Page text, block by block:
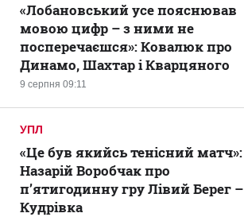
9 серпня 09:11
«Лобановський усе пояснював
мовою цифр – з ними не
посперечаєшся»: Ковалюк про
Динамо, Шахтар і Кварцяного
УПЛ
«Це був якийсь тенісний матч»:
Назарій Воробчак про
п’ятигодинну гру Лівий Берег –
Кудрівка